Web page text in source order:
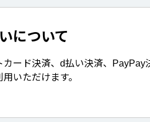
について
カード決済、d払い決済、PayPay
いただけます。